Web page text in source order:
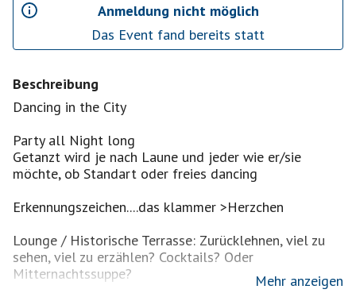
Anmeldung nicht möglich
Das Event fand bereits statt
Beschreibung
Dancing in the City
Party all Night long
Getanzt wird je nach Laune und jeder wie er/sie
möchte, ob Standart oder freies dancing
Erkennungszeichen....das klammer >Herzchen
Lounge / Historische Terrasse: Zurücklehnen, viel zu
sehen, viel zu erzählen? Cocktails? Oder
Mitternachtssuppe?
Mehr anzeigen